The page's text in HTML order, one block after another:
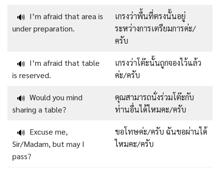
🔊 I’m afraid that area is
under preparation.
เกรงว่าพื้นที่ตรงนั้นอยู่
ระหว่างการเตรียมการค่ะ/
ครับ
🔊 I’m afraid that table
is reserved.
เกรงว่าโต๊ะนั้นถูกจองไว้แล้ว
ค่ะ/ครับ
🔊 Would you mind
sharing a table?
คุณสามารถนั่งร่วมโต๊ะกับ
ท่านอื่นได้ไหมคะ/ครับ
🔊 Excuse me,
Sir/Madam, but may I
pass?
ขอโทษค่ะ/ครับ ฉันขอผ่านได้
ไหมคะ/ครับ